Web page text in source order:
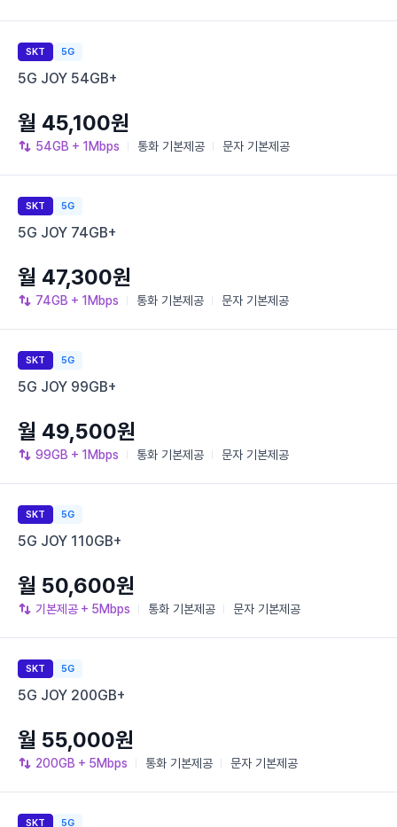
SKT 5G
5G JOY 54GB+
54GB + 1Mbps 통화 기본제공 문자 기본제공
월 45,100원
SKT 5G
5G JOY 74GB+
74GB + 1Mbps 통화 기본제공 문자 기본제공
월 47,300원
SKT 5G
5G JOY 99GB+
99GB + 1Mbps 통화 기본제공 문자 기본제공
월 49,500원
SKT 5G
5G JOY 110GB+
기본제공 + 5Mbps 통화 기본제공 문자 기본제공
월 50,600원
SKT 5G
5G JOY 200GB+
200GB + 5Mbps 통화 기본제공 문자 기본제공
월 55,000원
SKT 5G